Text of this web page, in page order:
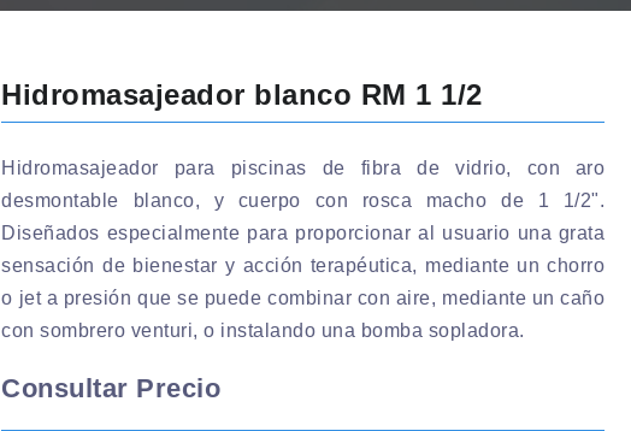
Hidromasajeador blanco RM 1 1/2
Hidromasajeador para piscinas de fibra de vidrio, con aro
desmontable blanco, y cuerpo con rosca macho de 1 1/2".
Diseñados especialmente para proporcionar al usuario una grata
sensación de bienestar y acción terapéutica, mediante un chorro
o jet a presión que se puede combinar con aire, mediante un caño
con sombrero venturi, o instalando una bomba sopladora.
Consultar Precio